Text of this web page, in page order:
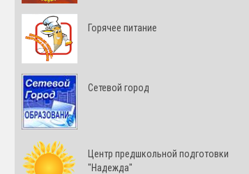
Горячее питание
Сетевой город
Центр предшкольной подготовки
"Надежда"